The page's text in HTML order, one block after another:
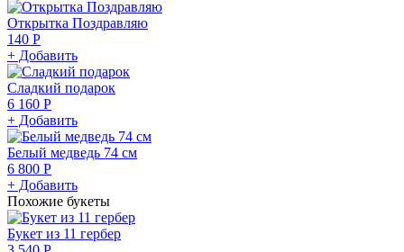
Открытка Поздравляю
140 Р
+ Добавить
Сладкий подарок
6 160 Р
+ Добавить
Белый медведь 74 см
6 800 Р
+ Добавить
Похожие букеты
Букет из 11 гербер